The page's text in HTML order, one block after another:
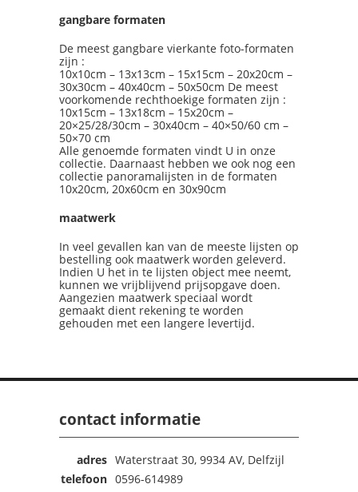
gangbare formaten
De meest gangbare vierkante foto-formaten
zijn :
10x10cm – 13x13cm – 15x15cm – 20x20cm –
30x30cm – 40x40cm – 50x50cm De meest
voorkomende rechthoekige formaten zijn :
10x15cm – 13x18cm – 15x20cm –
20×25/28/30cm – 30x40cm – 40×50/60 cm –
50×70 cm
Alle genoemde formaten vindt U in onze
collectie. Daarnaast hebben we ook nog een
collectie panoramalijsten in de formaten
10x20cm, 20x60cm en 30x90cm
maatwerk
In veel gevallen kan van de meeste lijsten op
bestelling ook maatwerk worden geleverd.
Indien U het in te lijsten object mee neemt,
kunnen we vrijblijvend prijsopgave doen.
Aangezien maatwerk speciaal wordt
gemaakt dient rekening te worden
gehouden met een langere levertijd.
contact informatie
adres Waterstraat 30, 9934 AV, Delfzijl
telefoon 0596-614989